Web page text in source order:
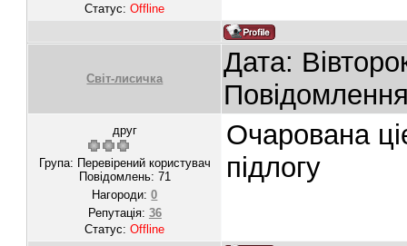
Статус:Offline
Світ-лисичка
Дата:
друг
Група: Перевірений користувач
Повідомлень: 71
Нагороди:0
Репутація: 36
Статус:Offline
Очарована
підлогу